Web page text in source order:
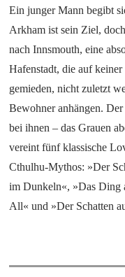
Ein junger Mann begibt
Arkham ist sein Ziel,
nach Innsmouth, eine
Hafenstadt, die auf
gemieden, nicht zuletzt
Bewohner anhängen.
bei ihnen – das Grauen
vereint fünf klassische
Cthulhu-Mythos: »Der
im Dunkeln«, »Das Ding
All« und »Der Schatten